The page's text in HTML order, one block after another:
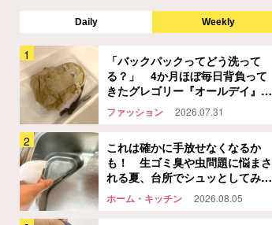
Daily Weekly
「バックパックってどう洗って
る？」 4か月ほぼ毎日背負って
きたグレゴリー『オールデイ』
を…
ファッション 2026.07.31
これは確かに手放せなくなるか
も！ 生ゴミ臭や虫問題に悩まさ
れる夏、台所でシュッとしてみた
ら…
ホーム・キッチン 2026.08.05